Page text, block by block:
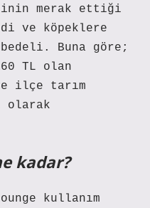
merak ettiği
ve köpeklere
Buna göre;
TL olan
ilçe tarım
olarak
kadar?
kullanım